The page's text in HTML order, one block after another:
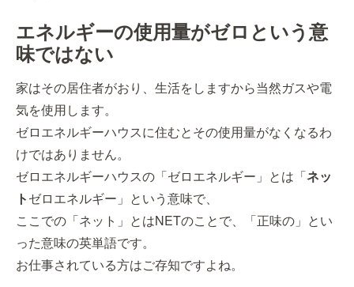
エネルギーの使用量がゼロという意
味ではない
家はその居住者がおり、生活をしますから当然ガスや電
気を使用します。
ゼロエネルギーハウスに住むとその使用量がなくなるわ
けではありません。
ゼロエネルギーハウスの「ゼロエネルギー」とは「ネッ
トゼロエネルギー」という意味で、
ここでの「ネット」とはNETのことで、「正味の」とい
った意味の英単語です。
お仕事されている方はご存知ですよね。